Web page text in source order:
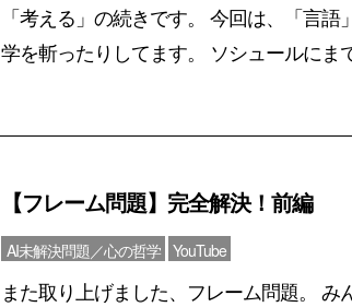
「考える」の続きです。 今回は、「言
学を斬ったりしてます。 ソシュールにま
【フレーム問題】完全解決！前編
AI未解決問題／心の哲学 YouTube
また取り上げました、フレーム問題。